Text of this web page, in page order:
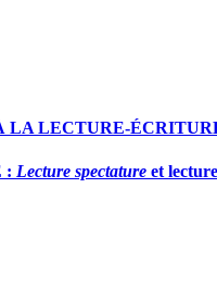
LA LECTURE-
: Lecture spectature et